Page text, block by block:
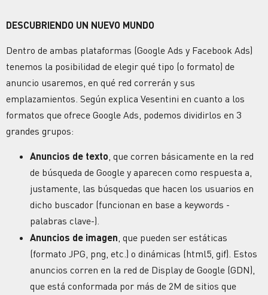
DESCUBRIENDO UN NUEVO MUNDO
Dentro de ambas plataformas (Google Ads y Facebook Ads)
tenemos la posibilidad de elegir qué tipo (o formato) de
anuncio usaremos, en qué red correrán y sus
emplazamientos. Según explica Vesentini en cuanto a los
formatos que ofrece Google Ads, podemos dividirlos en 3
grandes grupos:
Anuncios de texto , que corren básicamente en la red
de búsqueda de Google y aparecen como respuesta a,
justamente, las búsquedas que hacen los usuarios en
dicho buscador (funcionan en base a keywords -
palabras clave-).
Anuncios de imagen , que pueden ser estáticas
(formato JPG, png, etc.) o dinámicas (html5, gif). Estos
anuncios corren en la red de Display de Google (GDN),
que está conformada por más de 2M de sitios que